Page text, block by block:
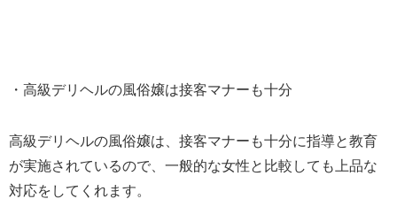
・高級デリヘルの風俗嬢は接客マナーも十分
高級デリヘルの風俗嬢は、接客マナーも十分に指導と教育
が実施されているので、一般的な女性と比較しても上品な
対応をしてくれます。